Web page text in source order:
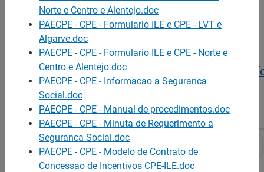
PUB/TEMP/145/2015/SC
Programa de Estímulo à Oferta de Emprego -
Formulário de Candidatura a ILE (Fechado o
candidaturas)
PUB/TEMP/148/2015/SC
1 2
Norte e Centro e Alentejo.doc
PAECPE - CPE - Formulario ILE e CPE - LVT e
Algarve.doc
PAECPE - CPE - Formulario ILE e CPE - Norte e
Centro e Alentejo.doc
PAECPE - CPE - Informacao a Seguranca
Social.doc
PAECPE - CPE - Manual de procedimentos.doc
PAECPE - CPE - Minuta de Requerimento a
Seguranca Social.doc
PAECPE - CPE - Modelo de Contrato de
Concessao de Incentivos CPE-ILE.doc